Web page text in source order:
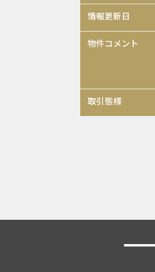
情報更新日
物件コメント
取引態様